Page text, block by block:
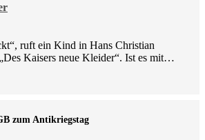
ruft ein Kind in Hans Christian
Kaisers neue Kleider“. Ist es mit…
zum Antikriegstag